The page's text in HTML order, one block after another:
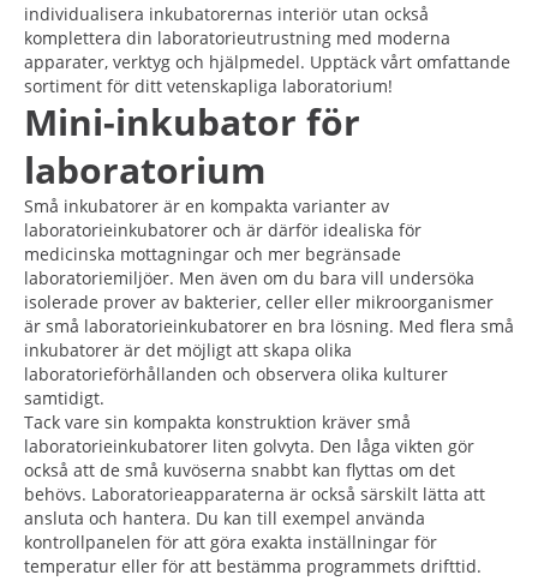
individualisera inkubatorernas interiör utan också
komplettera din laboratorieutrustning med moderna
apparater, verktyg och hjälpmedel. Upptäck vårt omfattande
sortiment för ditt vetenskapliga laboratorium!
Mini-inkubator för
laboratorium
Små inkubatorer är en kompakta varianter av
laboratorieinkubatorer och är därför idealiska för
medicinska mottagningar och mer begränsade
laboratoriemiljöer. Men även om du bara vill undersöka
isolerade prover av bakterier, celler eller mikroorganismer
är små laboratorieinkubatorer en bra lösning. Med flera små
inkubatorer är det möjligt att skapa olika
laboratorieförhållanden och observera olika kulturer
samtidigt.
Tack vare sin kompakta konstruktion kräver små
laboratorieinkubatorer liten golvyta. Den låga vikten gör
också att de små kuvöserna snabbt kan flyttas om det
behövs. Laboratorieapparaterna är också särskilt lätta att
ansluta och hantera. Du kan till exempel använda
kontrollpanelen för att göra exakta inställningar för
temperatur eller för att bestämma programmets drifttid.